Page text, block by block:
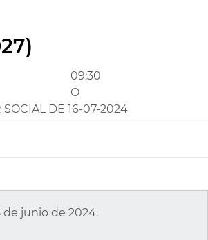
09:30
O
DE 16-07-2024
de junio de 2024.